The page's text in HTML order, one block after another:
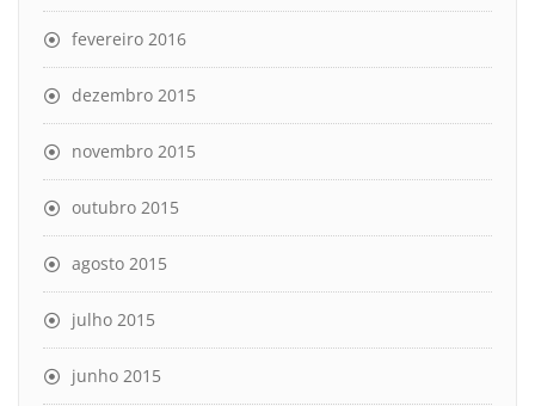
fevereiro 2016
dezembro 2015
novembro 2015
outubro 2015
agosto 2015
julho 2015
junho 2015